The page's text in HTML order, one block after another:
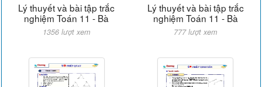
Lý thuyết và bài tập trắc
nghiệm Toán 11 - Bà
1356 lượt xem
Lý thuyết và bài tập trắc
nghiệm Toán 11 - Bà
777 lượt xem